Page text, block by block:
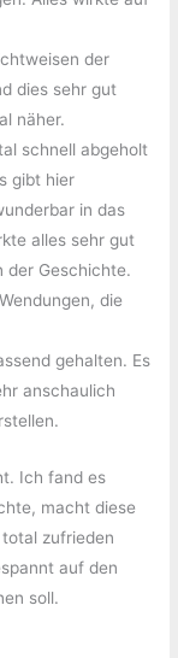
der
dies sehr gut
näher.
schnell abgeholt
gibt hier
in das
alles sehr gut
der Geschichte.
die
gehalten. Es
anschaulich
Ich fand es
macht diese
zufrieden
auf den
soll.